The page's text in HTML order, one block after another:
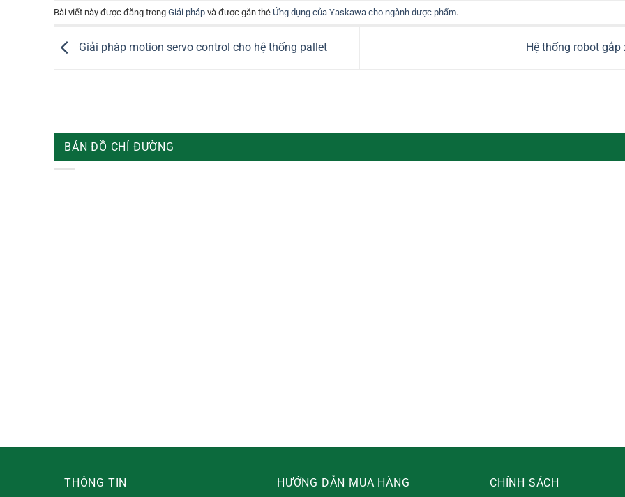
Bài viết này được đăng trong Giải pháp và được gắn thẻ Ứng dụng của Yaskawa cho ngành dược phẩm.
Giải pháp motion servo control cho hệ thống pallet Hệ thống robot gắp
BẢN ĐỒ CHỈ ĐƯỜNG
THÔNG TIN HƯỚNG DẪN MUA HÀNG CHÍNH SÁCH